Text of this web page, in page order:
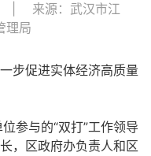
来源：武汉市江
理局
步促进实体经济高质量
参与的“双打”工作领导
，区政府办负责人和区